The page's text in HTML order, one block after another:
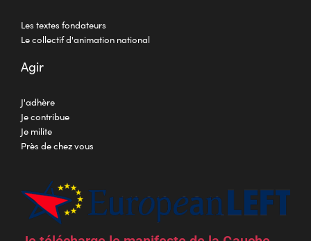
Les textes fondateurs
Le collectif d'animation national
Agir
J'adhère
Je contribue
Je milite
Près de chez vous